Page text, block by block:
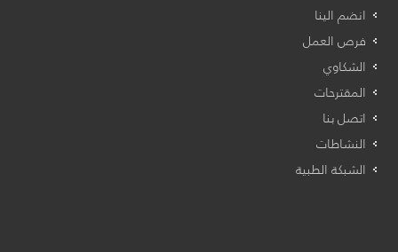
انضم الينا
فرص العمل
الشكاوي
المقترحات
اتصل بنا
النشاطات
الشبكة الطبية